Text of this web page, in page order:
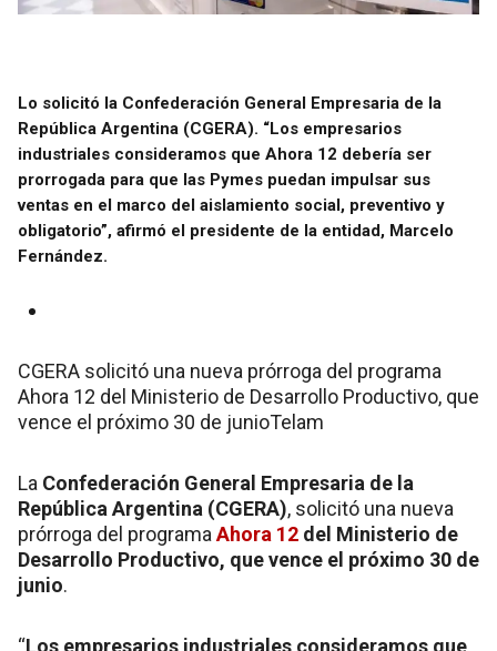
Lo solicitó la Confederación General Empresaria de la
República Argentina (CGERA). “Los empresarios
industriales consideramos que Ahora 12 debería ser
prorrogada para que las Pymes puedan impulsar sus
ventas en el marco del aislamiento social, preventivo y
obligatorio”, afirmó el presidente de la entidad, Marcelo
Fernández.
CGERA solicitó una nueva prórroga del programa
Ahora 12 del Ministerio de Desarrollo Productivo, que
vence el próximo 30 de junioTelam
La Confederación General Empresaria de la
República Argentina (CGERA), solicitó una nueva
prórroga del programa Ahora 12 del Ministerio de
Desarrollo Productivo, que vence el próximo 30 de
junio.
“Los empresarios industriales consideramos que